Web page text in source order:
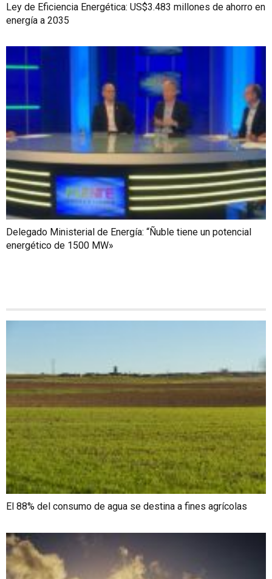
Ley de Eficiencia Energética: US$3.483 millones de ahorro en
energía a 2035
Delegado Ministerial de Energía: “Ñuble tiene un potencial
energético de 1500 MW»
El 88% del consumo de agua se destina a fines agrícolas